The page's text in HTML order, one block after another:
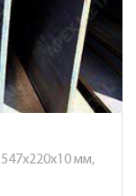
мм,